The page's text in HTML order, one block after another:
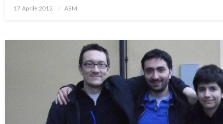
Posted
17 Aprile 2012 ASM